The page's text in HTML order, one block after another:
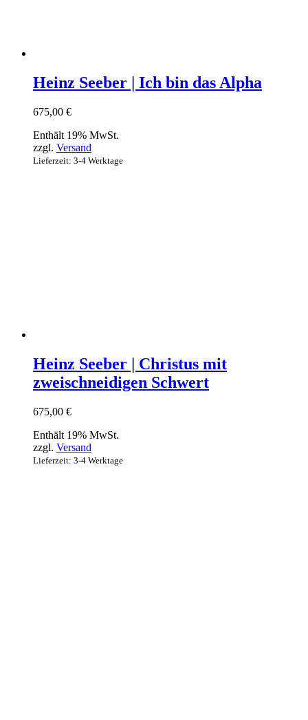
Heinz Seeber | Ich bin das Alpha
675,00 €
Enthält 19% MwSt.
zzgl. Versand
Lieferzeit: 3-4 Werktage
Heinz Seeber | Christus mit
zweischneidigen Schwert
675,00 €
Enthält 19% MwSt.
zzgl. Versand
Lieferzeit: 3-4 Werktage